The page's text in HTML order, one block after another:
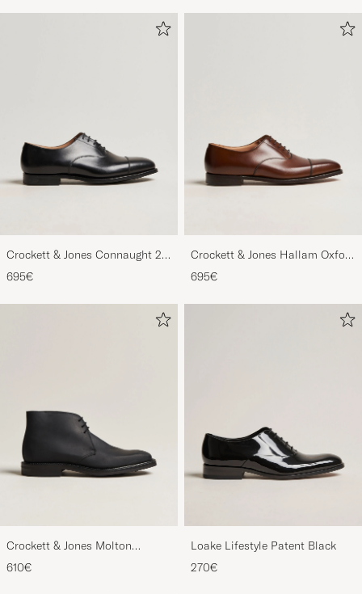
Crockett & Jones Connaught 2
City Sole Black Calf
695€
Crockett & Jones Hallam Oxford
Dark Brown Calf
695€
Crockett & Jones Molton
Chukka Black Rough-Out Suede
610€
Loake Lifestyle Patent Black
270€